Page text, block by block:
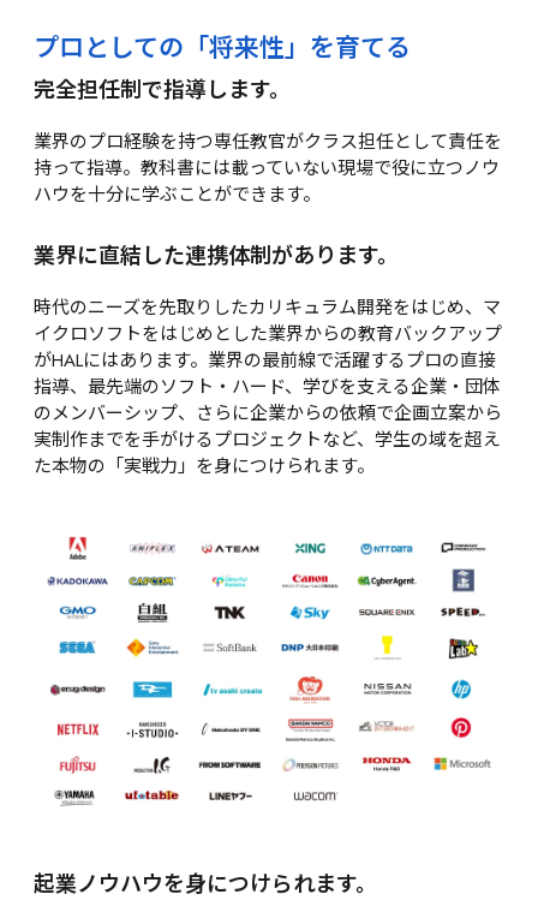
プロとしての「将来性」を育てる
完全担任制で指導します。
業界のプロ経験を持つ専任教官がクラス担任として責任を
持って指導。教科書には載っていない現場で役に立つノウ
ハウを十分に学ぶことができます。
業界に直結した連携体制があります。
時代のニーズを先取りしたカリキュラム開発をはじめ、マ
イクロソフトをはじめとした業界からの教育バックアップ
がHALにはあります。業界の最前線で活躍するプロの直接
指導、最先端のソフト・ハード、学びを支える企業・団体
のメンバーシップ、さらに企業からの依頼で企画立案から
実制作までを手がけるプロジェクトなど、学生の域を超え
た本物の「実戦力」を身につけられます。
起業ノウハウを身につけられます。